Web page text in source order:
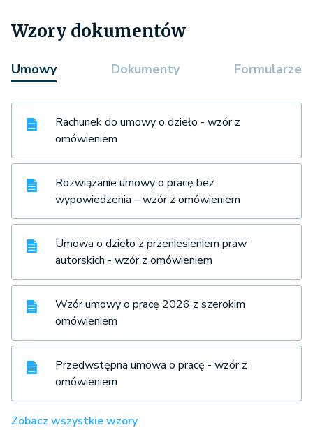
Wzory dokumentów
Umowy Dokumenty Formularze
Rachunek do umowy o dzieło - wzór z
omówieniem
Rozwiązanie umowy o pracę bez
wypowiedzenia – wzór z omówieniem
Umowa o dzieło z przeniesieniem praw
autorskich - wzór z omówieniem
Wzór umowy o pracę 2026 z szerokim
omówieniem
Przedwstępna umowa o pracę - wzór z
omówieniem
Zobacz wszystkie wzory